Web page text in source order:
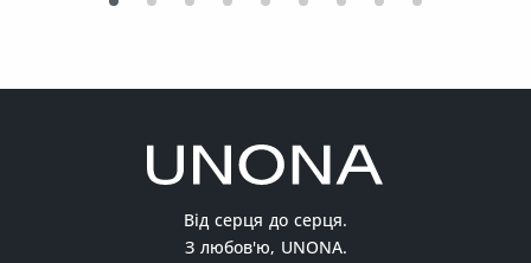
Від серця до серця.
З любов'ю, UNONA.